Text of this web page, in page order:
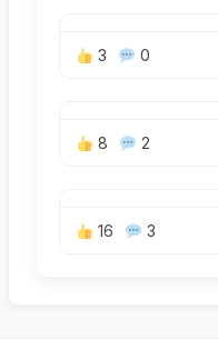
3 0
8 2
16 3